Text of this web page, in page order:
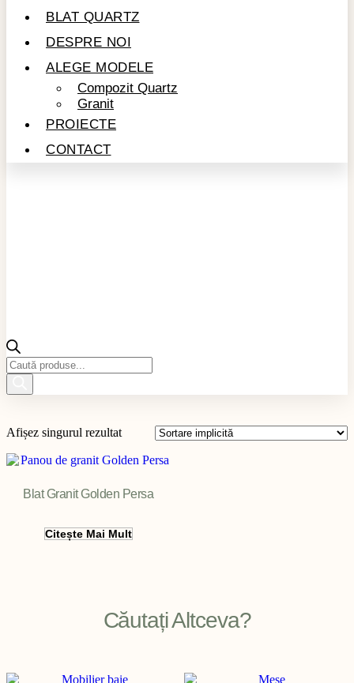
BLAT QUARTZ
DESPRE NOI
ALEGE MODELE
Compozit Quartz
Granit
PROIECTE
CONTACT
Products
search
Afișez singurul rezultat
Blat Granit Golden Persa
Citește Mai Mult
Căutați Altceva?